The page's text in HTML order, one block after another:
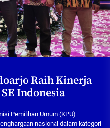
Raih Kinerja
Indonesia
Pemilihan Umum (KPU)
nasional dalam kategori